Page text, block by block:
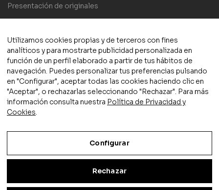
Presentación de originales
© 2025 Plaza y Valdés S.L.Aviso legal|Política de privacidad
y cookies |Condiciones de compra| Accesibilidad
Actividad subvencionada por el Ministerio de Cultura y Deporte
Utilizamos cookies propias y de terceros con fines
analíticos y para mostrarte publicidad personalizada en
función de un perfil elaborado a partir de tus hábitos de
navegación. Puedes personalizar tus preferencias pulsando
en "Configurar", aceptar todas las cookies haciendo clic en
"Aceptar", o rechazarlas seleccionando "Rechazar". Para más
información consulta nuestra Política de Privacidad y
Cookies.
Configurar
Rechazar